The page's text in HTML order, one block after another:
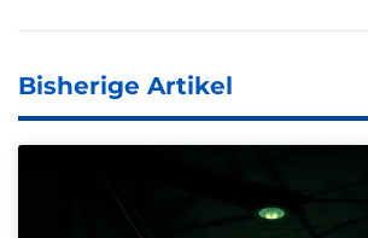
Bisherige Artikel